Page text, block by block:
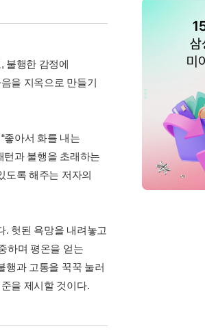
불행한 감정에
을 지옥으로 만들기
좋아서 화를 내는
턴과 불행을 초래하는
도록 해주는 저자의
. 헛된 욕망을 내려놓고
하며 평온을 얻는
행과 고통을 꾹꾹 눌러
을 제시할 것이다.